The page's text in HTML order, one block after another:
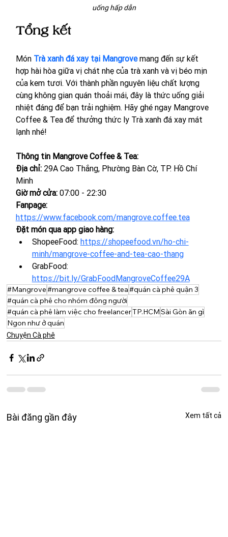
uống hấp dẫn
Tổng kết
Món Trà xanh đá xay tại Mangrove mang đến sự kết
hợp hài hòa giữa vị chát nhẹ của trà xanh và vị béo mịn
của kem tươi. Với thành phần nguyên liệu chất lượng
cùng không gian quán thoải mái, đây là thức uống giải
nhiệt đáng để bạn trải nghiệm. Hãy ghé ngay Mangrove
Coffee & Tea để thưởng thức ly Trà xanh đá xay mát
lạnh nhé!
Thông tin Mangrove Coffee & Tea:
Địa chỉ: 29A Cao Thắng, Phường Bàn Cờ, TP. Hồ Chí
Minh
Giờ mở cửa: 07:00 - 22:30
Fanpage:
https://www.facebook.com/mangrove.coffee.tea
Đặt món qua app giao hàng:
ShopeeFood: https://shopeefood.vn/ho-chi-
minh/mangrove-coffee-and-tea-cao-thang
GrabFood:
https://bit.ly/GrabFoodMangroveCoffee29A
#Mangrove#mangrove coffee & tea#quán cà phê quận 3
#quán cà phê cho nhóm đông người
#quán cà phê làm việc cho freelancerTP.HCMSài Gòn ăn gì
Ngon như ở quán
Chuyện Cà phê
Bài đăng gần đây Xem tất cả